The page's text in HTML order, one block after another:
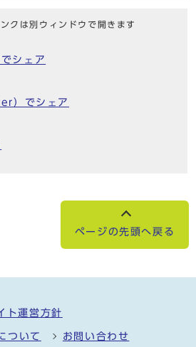
クは別ウィンドウで開きます
シェア
）でシェア
ページの先頭へ戻る
ト運営方針
ついて お問い合わせ